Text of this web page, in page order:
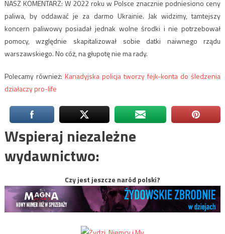
NASZ KOMENTARZ: W 2022 roku w Polsce znacznie podniesiono ceny
paliwa, by oddawać je za darmo Ukrainie. Jak widzimy, tamtejszy
koncern paliwowy posiadał jednak wolne środki i nie potrzebował
pomocy, względnie skapitalizował sobie datki naiwnego rządu
warszawskiego. No cóż, na głupotę nie ma rady.
Polecamy również: Kanadyjska policja tworzy fejk-konta do śledzenia
działaczy pro-life
Wspieraj niezależne
wydawnictwo:
Czy jest jeszcze naród polski?